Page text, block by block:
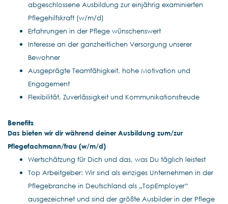
abgeschlossene Ausbildung zur einjährig examinierten
Pflegehilfskraft (w/m/d)
Erfahrungen in der Pflege wünschenswert
Interesse an der ganzheitlichen Versorgung unserer
Bewohner
Ausgeprägte Teamfähigkeit, hohe Motivation und
Engagement
Flexibilität, Zuverlässigkeit und Kommunikationsfreude
Benefits
Das bieten wir dir während deiner Ausbildung zum/zur
Pflegefachmann/frau (w/m/d)
Wertschätzung für Dich und das, was Du täglich leistest
Top Arbeitgeber: Wir sind als einziges Unternehmen in der
Pflegebranche in Deutschland als „TopEmployer“
ausgezeichnet und sind der größte Ausbilder in der Pflege